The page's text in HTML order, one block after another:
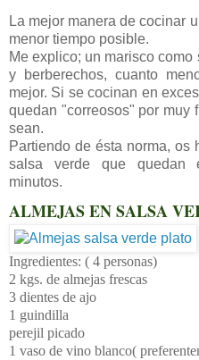
La mejor manera de cocinar
menor tiempo posible.
Me explico; un marisco
y berberechos, cuanto
mejor. Si se cocinan en
quedan "correosos" por muy
sean.
Partiendo de ésta norma, os
salsa verde que quedan
minutos.
ALMEJAS EN SALSA
Ingredientes: ( 4 personas)
2 kgs. de almejas frescas
3 dientes de ajo
1 guindilla
perejil picado
1 vaso de vino blanco(